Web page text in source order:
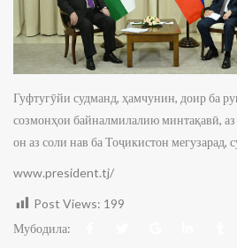
Гуфтугӯйи судманд, ҳамчунин, доир ба
созмонҳои байналмилалию минтақавӣ,
он аз соли нав ба Тоҷикистон мегузарад,
www.president.tj/
Post Views: 199
Мубодила: